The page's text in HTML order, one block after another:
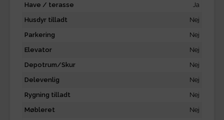
Have / terasse
Ja
Husdyr tilladt
Nej
Parkering
Nej
Elevator
Nej
Depotrum/Skur
Nej
Delevenlig
Nej
Rygning tilladt
Nej
Møbleret
Nej